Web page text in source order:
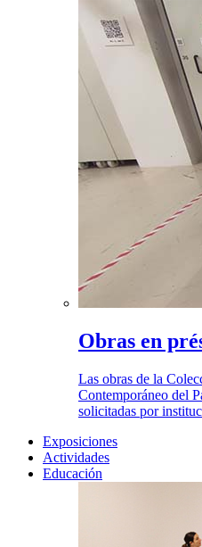
Obras en
Las obras de la
Contemporáneo del
solicitadas por
Exposiciones
Actividades
Educación